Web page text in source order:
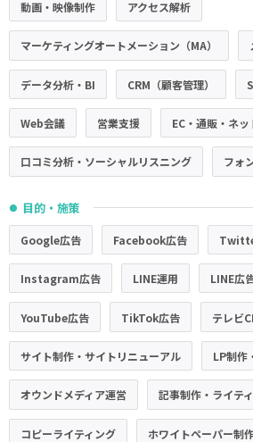
動画・映像制作 アクセス解析
マーケティングオートメーション（MA）
データ分析・BI CRM（顧客管理）
Web会議 営業支援 EC・通販・ネ
口コミ分析・ソーシャルリスニング フォ
● 目的・施策
Google広告 Facebook広告
Instagram広告 LINE運用 LINE広
YouTube広告 TikTok広告 テレビ
サイト制作・サイトリニューアル LP制作
オウンドメディア運営 記事制作・ライテ
コピーライティング ホワイトペーパー制